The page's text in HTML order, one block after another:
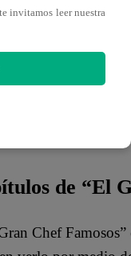
y la disciplina
de “El
Chef
invitamos leer nuestra